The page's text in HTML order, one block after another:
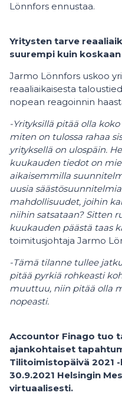
Lönnfors ennustaa.
Yritysten tarve
suurempi kuin
Jarmo Lönnfors uskoo
reaaliaikaisesta
nopean reagoinnin
-Yrityksillä pitää olla
miten on tulossa rahaa
yrityksellä on ulospäin.
kuukauden tiedot on
aikaisemmilla
uusia
mahdollisuudet, joihin
niihin satsataan? Sitten
kuukauden päästä taas
toimitusjohtaja Jarmo
-Tämä tilanne tullee
pitää pyrkiä rohkeasti
muuttuu, niin pitää olla
nopeasti.
Accountor Finago tuo
ajankohtaiset
Tilitoimistopäivä 2021
30.9.2021 Helsingin
virtuaalisesti.